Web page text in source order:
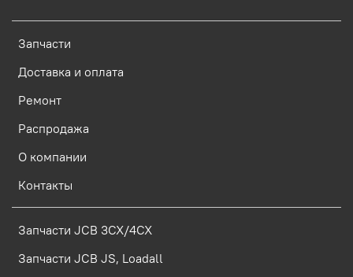
Запчасти
Доставка и оплата
Ремонт
Распродажа
О компании
Контакты
Запчасти JCB 3CX/4CX
Запчасти JCB JS, Loadall